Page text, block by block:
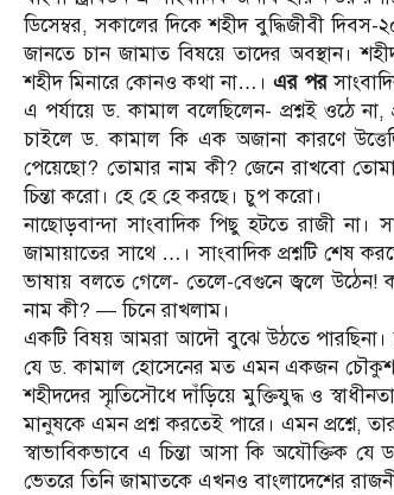
ডিসেম্বর, সকালের দিকে শহীদ বুদ্ধিজীবী
জানতে চান জামাত বিষয়ে তাদের অবস্থান।
শহীদ মিনারে কোনও কথা না…। এর পর
এ পর্যায়ে ড. কামাল বলেছিলেন- প্রশ্নই ওঠে
চাইলে ড. কামাল কি এক অজানা কারণে
পেয়েছো? তোমার নাম কী? জেনে রাখবো
চিন্তা করো। হে হে হে করছে। চুপ করো।
নাছোড়বান্দা সাংবাদিক পিছু হটতে রাজী না।
জামায়াতের সাথে …। সাংবাদিক প্রশ্নটি শেষ
ভাষায় বলতে গেলে- তেলে-বেগুনে জ্বলে
নাম কী? — চিনে রাখলাম।
একটি বিষয় আমরা আদৌ বুঝে উঠতে পারছিনা।
যে ড. কামাল হোসেনের মত এমন একজন চৌকুশ
শহীদদের স্মৃতিসৌধে দাঁড়িয়ে মুক্তিযুদ্ধ ও
মানুষকে এমন প্রশ্ন করতেই পারে। এমন প্রশ্নে,
স্বাভাবিকভাবে এ চিন্তা আসা কি অযৌক্তিক
ভেতরে তিনি জামাতকে এখনও বাংলাদেশের